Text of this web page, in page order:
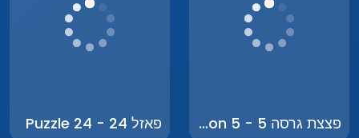
פצצת גרסה 5 - Bomb Version 5 פאזל 24 - Puzzle 24